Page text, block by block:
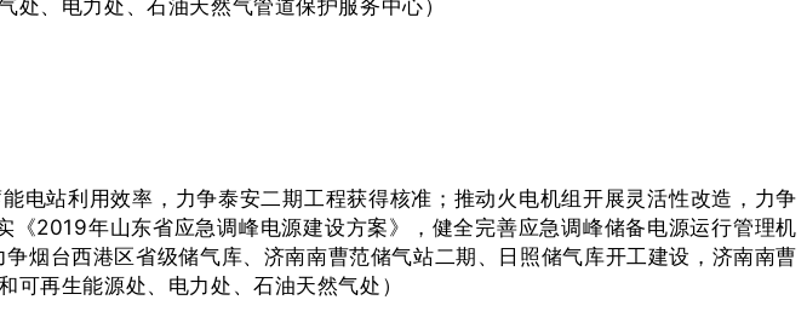
、电力处、石油天然气管道保护服务中心）
电站利用效率，力争泰安二期工程获得核准；推动火电机组开展灵活性改造，力争
2019年山东省应急调峰电源建设方案》，健全完善应急调峰储备电源运行管理机
烟台西港区省级储气库、济南南曹范储气站二期、日照储气库开工建设，济南南曹
再生能源处、电力处、石油天然气处）